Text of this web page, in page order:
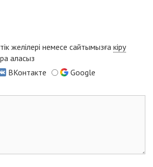
желілері немесе сайтымызға кіру
аласыз
ВКонтакте
Google